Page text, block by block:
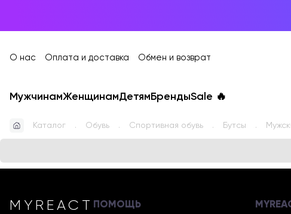
О нас Оплата и доставка Обмен и возврат
МужчинамЖенщинамДетям БрендыSale 🔥
Каталог Обувь Спортивная обувь Бутсы
MYREACT ПОМОЩЬ